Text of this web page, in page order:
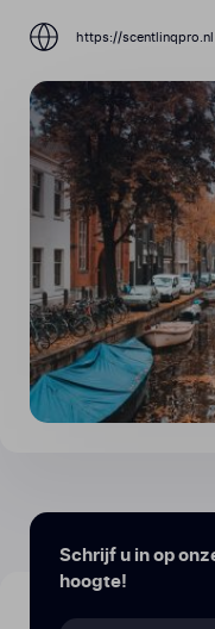
https://scentlinqpro.nl
Schrijf u in op
hoogte!